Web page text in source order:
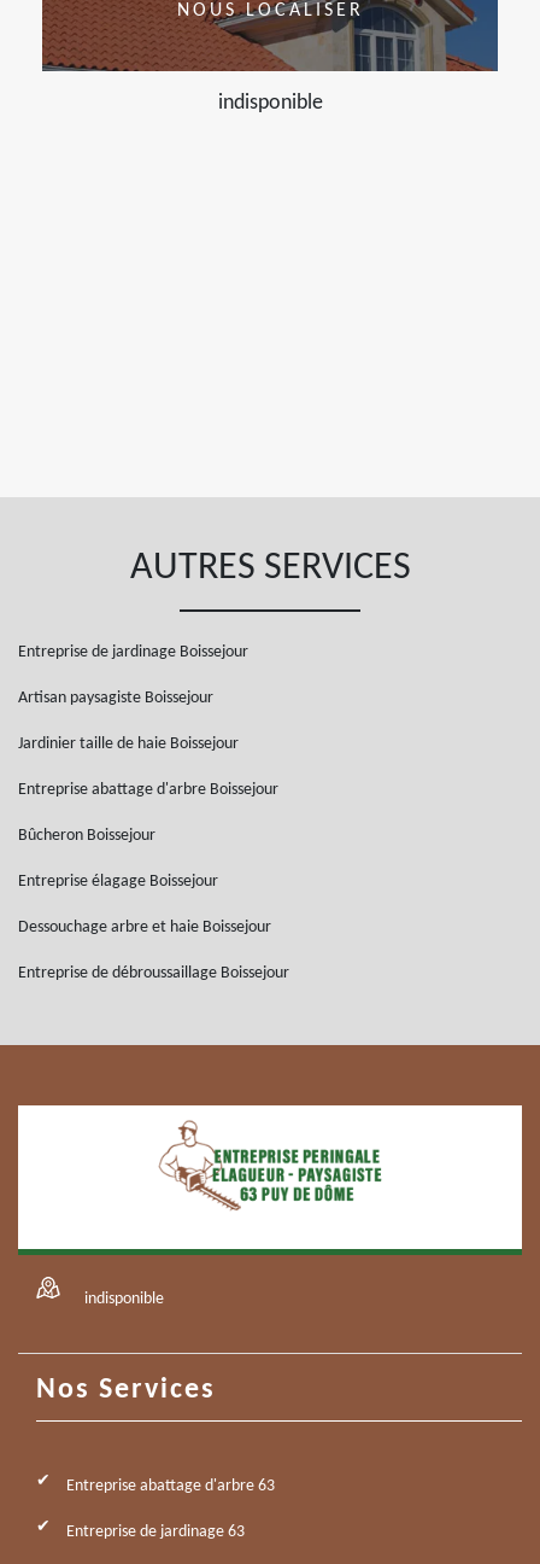
NOUS LOCALISER
indisponible
AUTRES SERVICES
Entreprise de jardinage Boissejour
Artisan paysagiste Boissejour
Jardinier taille de haie Boissejour
Entreprise abattage d'arbre Boissejour
Bûcheron Boissejour
Entreprise élagage Boissejour
Dessouchage arbre et haie Boissejour
Entreprise de débroussaillage Boissejour
indisponible
Nos Services
Entreprise abattage d'arbre 63
Entreprise de jardinage 63